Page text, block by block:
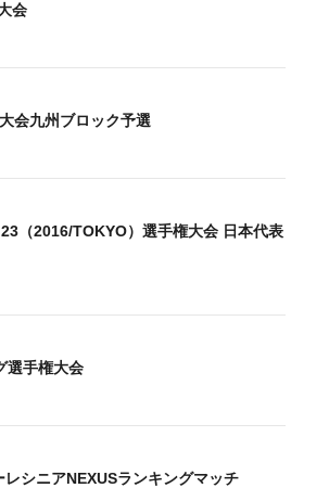
会
会九州ブロック予選
（2016/TOKYO）選手権大会 日本代表
選手権大会
シニアNEXUSランキングマッチ